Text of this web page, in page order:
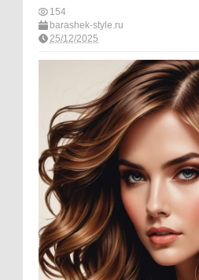
154
barashek-style.ru
25/12/2025